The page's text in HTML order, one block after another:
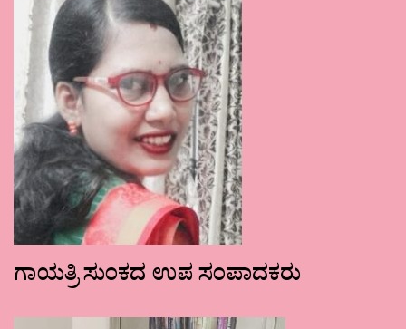
ಗಾಯತ್ರಿ ಸುಂಕದ ಉಪ ಸಂಪಾದಕರು